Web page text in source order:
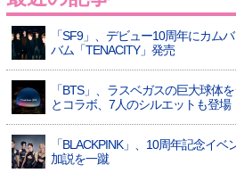
「SF9」、デビュー10周年にカム
バム「TENACITY」発売
「BTS」、ラスベガスの巨大球体
とコラボ、7人のシルエットも登場
「BLACKPINK」、10周年記念イ
加説を一蹴